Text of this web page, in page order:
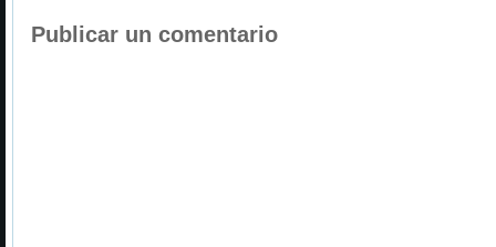
Publicar un comentario